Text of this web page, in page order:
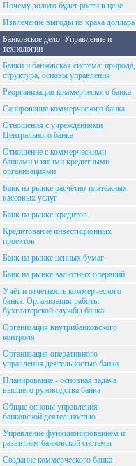
Почему золото будет рости в цене
Извлечение выгоды из краха доллара
Банковское дело. Управление и
технологии
Банки и банковская система: природа,
структура, основы управления
Реорганизация коммерческого банка
Санирование коммерческого банка
Отношения с учреждениями
Центрального банка
Отношение с коммерческими
банками и иными кредитными
организациями
Банк на рынке расчётно-платёжных
кассовых услуг
Банк на рынке кредитов
Кредитование инвестиционных
проектов
Банк на рынке ценных бумаг
Банк на рынке валютных операций
Учёт и отчетность коммерческого
банка. Организация работы
бухгалтерской службы банка
Организация внутрибанковского
контроля
Организация оперативного
управления деятельностью банка
Планирование - основная задача
высшего руководства банка
Общие основы управления
банковской деятельностью
Управление функционированием и
развитием банковской системы
Создание коммерческого банка